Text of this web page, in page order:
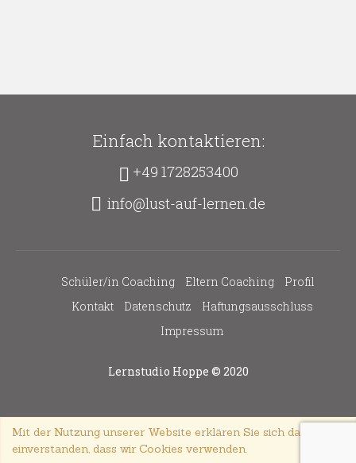
Einfach kontaktieren:
+49 1728253400
info@lust-auf-lernen.de
Schüler/in Coaching Eltern Coaching
Profil
Kontakt
Datenschutz
Haftungsausschluss
Impressum
Lernstudio Hoppe © 2020
Mit der Nutzung unserer Website erklären Sie sich damit
einverstanden, dass wir Cookies verwenden.